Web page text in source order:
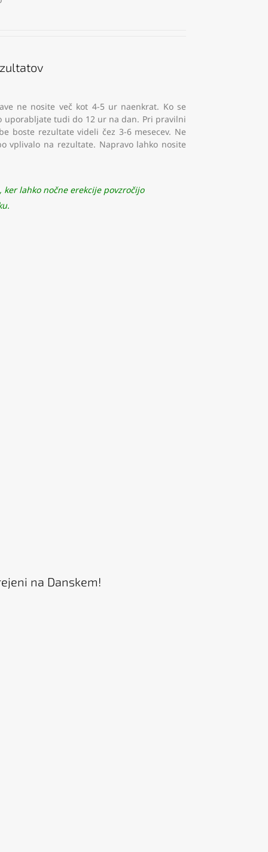
ne nosite več kot 4-5 ur naenkrat. Ko se
uporabljate tudi do 12 ur na dan. Pri pravilni
boste rezultate videli čez 3-6 mesecev. Ne
vplivalo na rezultate. Napravo lahko nosite
lahko nočne erekcije povzročijo
na Danskem!